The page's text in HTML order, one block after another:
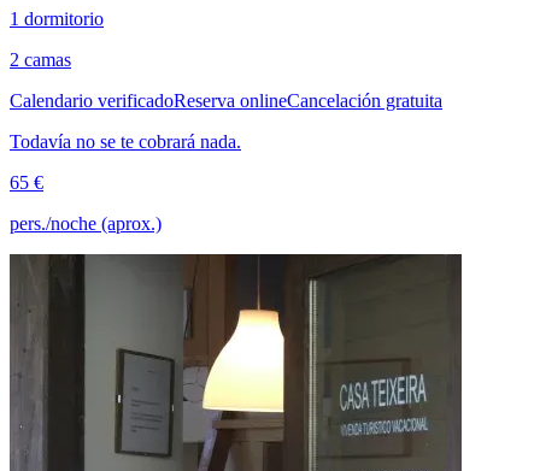
1 dormitorio
2 camas
Calendario verificadoReserva onlineCancelación gratuita
Todavía no se te cobrará nada.
65 €
pers./noche (aprox.)